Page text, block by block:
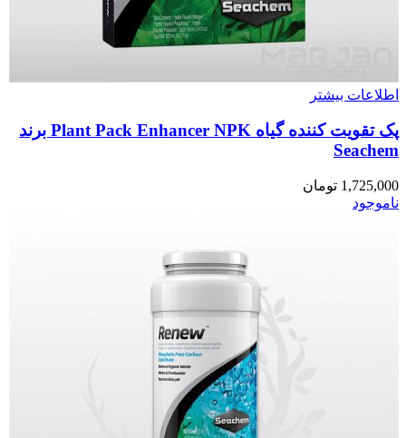
اطلاعات بیشتر
پک تقویت کننده گیاه Plant Pack Enhancer NPK برند
Seachem
1,725,000 تومان
ناموجود